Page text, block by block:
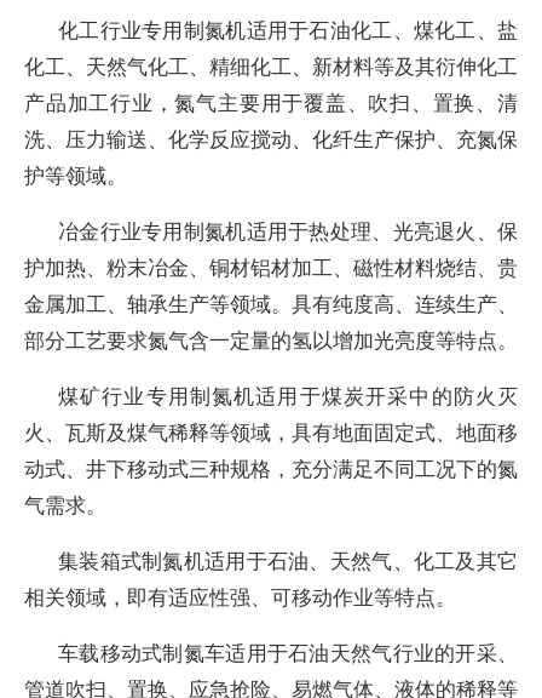
化工行业专用制氮机适用于石油化工、煤化工、盐
化工、天然气化工、精细化工、新材料等及其衍伸化工
产品加工行业，氮气主要用于覆盖、吹扫、置换、清
洗、压力输送、化学反应搅动、化纤生产保护、充氮保
护等领域。
冶金行业专用制氮机适用于热处理、光亮退火、保
护加热、粉末冶金、铜材铝材加工、磁性材料烧结、贵
金属加工、轴承生产等领域。具有纯度高、连续生产、
部分工艺要求氮气含一定量的氢以增加光亮度等特点。
煤矿行业专用制氮机适用于煤炭开采中的防火灭
火、瓦斯及煤气稀释等领域，具有地面固定式、地面移
动式、井下移动式三种规格，充分满足不同工况下的氮
气需求。
集装箱式制氮机适用于石油、天然气、化工及其它
相关领域，即有适应性强、可移动作业等特点。
车载移动式制氮车适用于石油天然气行业的开采、
管道吹扫、置换、应急抢险、易燃气体、液体的稀释等